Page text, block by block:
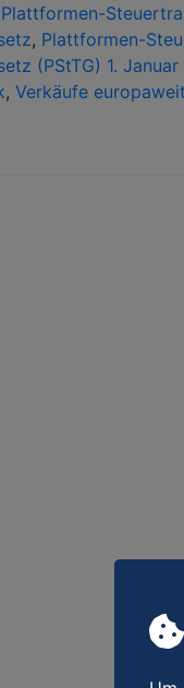
Plattformen-
, Plattformen-
(PStTG) 1.
, Verkäufe